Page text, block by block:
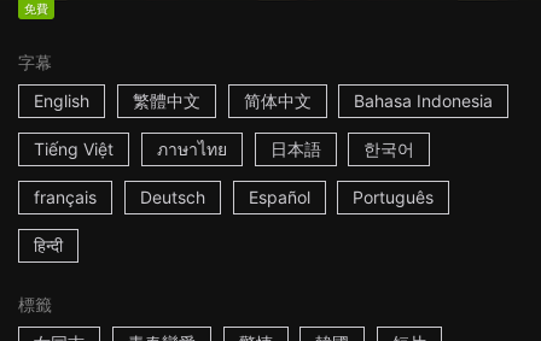
免費
字幕
English
繁體中文 简体中文 Bahasa Indonesia
Tiếng Việt ภาษาไทย 日本語 한국어
français Deutsch Español Português
हिन्दी
標籤